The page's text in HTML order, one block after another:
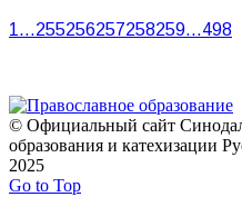
1…255256257258259…498
© Официальный сайт
образования и катехизации
2025
Go to Top